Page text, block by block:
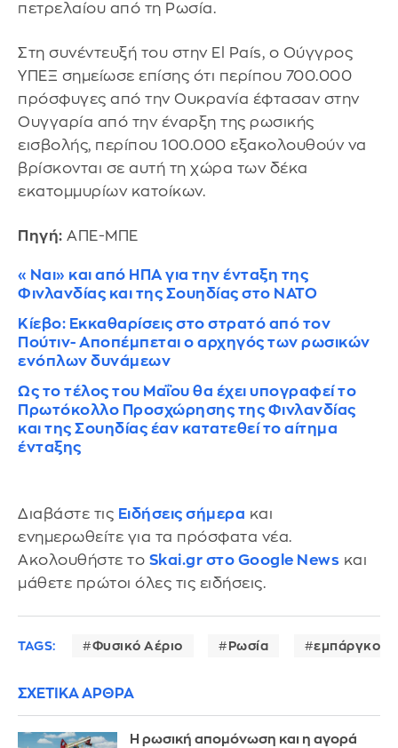
πετρελαίου από τη Ρωσία.
Στη συνέντευξή του στην El País, ο Ούγγρος
ΥΠΕΞ σημείωσε επίσης ότι περίπου 700.000
πρόσφυγες από την Ουκρανία έφτασαν στην
Ουγγαρία από την έναρξη της ρωσικής
εισβολής, περίπου 100.000 εξακολουθούν να
βρίσκονται σε αυτή τη χώρα των δέκα
εκατομμυρίων κατοίκων.
Πηγή: ΑΠΕ-ΜΠΕ
«Ναι» και από ΗΠΑ για την ένταξη της
Φινλανδίας και της Σουηδίας στο ΝΑΤΟ
Κίεβο: Εκκαθαρίσεις στο στρατό από τον
Πούτιν- Αποπέμπεται ο αρχηγός των ρωσικών
ενόπλων δυνάμεων
Ως το τέλος του Μαΐου θα έχει υπογραφεί το
Πρωτόκολλο Προσχώρησης της Φινλανδίας
και της Σουηδίας έαν κατατεθεί το αίτημα
ένταξης
Διαβάστε τις Ειδήσεις σήμερα και
ενημερωθείτε για τα πρόσφατα νέα.
Ακολουθήστε το Skai.gr στο Google News και
μάθετε πρώτοι όλες τις ειδήσεις.
TAGS: Φυσικό Αέριο Ρωσία εμπάργκο
ΣΧΕΤΙΚΑ ΑΡΘΡΑ
Η ρωσική απομόνωση και η αγορά